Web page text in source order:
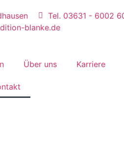
Tel. 03631 - 6002
blanke.de
Über uns Karriere